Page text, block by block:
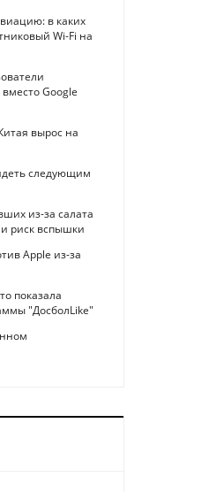
в каких
Wi-Fi на
Google
вырос на
следующим
из-за салата
риск вспышки
Apple из-за
показала
"ДосболLike"